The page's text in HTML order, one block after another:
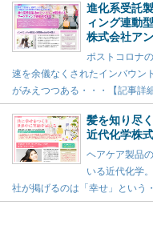
進化系受託
ィング連動
株式会社ア
ポストコロナ
速を余儀なくされたインバウン
がみえつつある・・・【記事詳細
髪を知り尽
近代化学株
ヘアケア製品
いる近代化学
社が掲げるのは「幸せ」という